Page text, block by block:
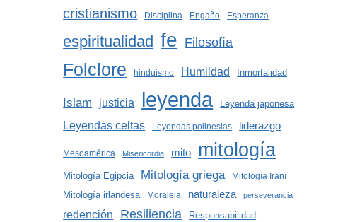
cristianismo Disciplina Engaño Esperanza
espiritualidad fe Filosofía
Folclore hinduismo Humildad Inmortalidad
Islam justicia leyenda Leyenda japonesa
Leyendas celtas Leyendas polinesias liderazgo
Mesoamérica Misericordia mito mitología
Mitología Egipcia Mitología griega Mitología Iraní
Mitología irlandesa Moraleja naturaleza perseverancia
redención Resiliencia Responsabilidad